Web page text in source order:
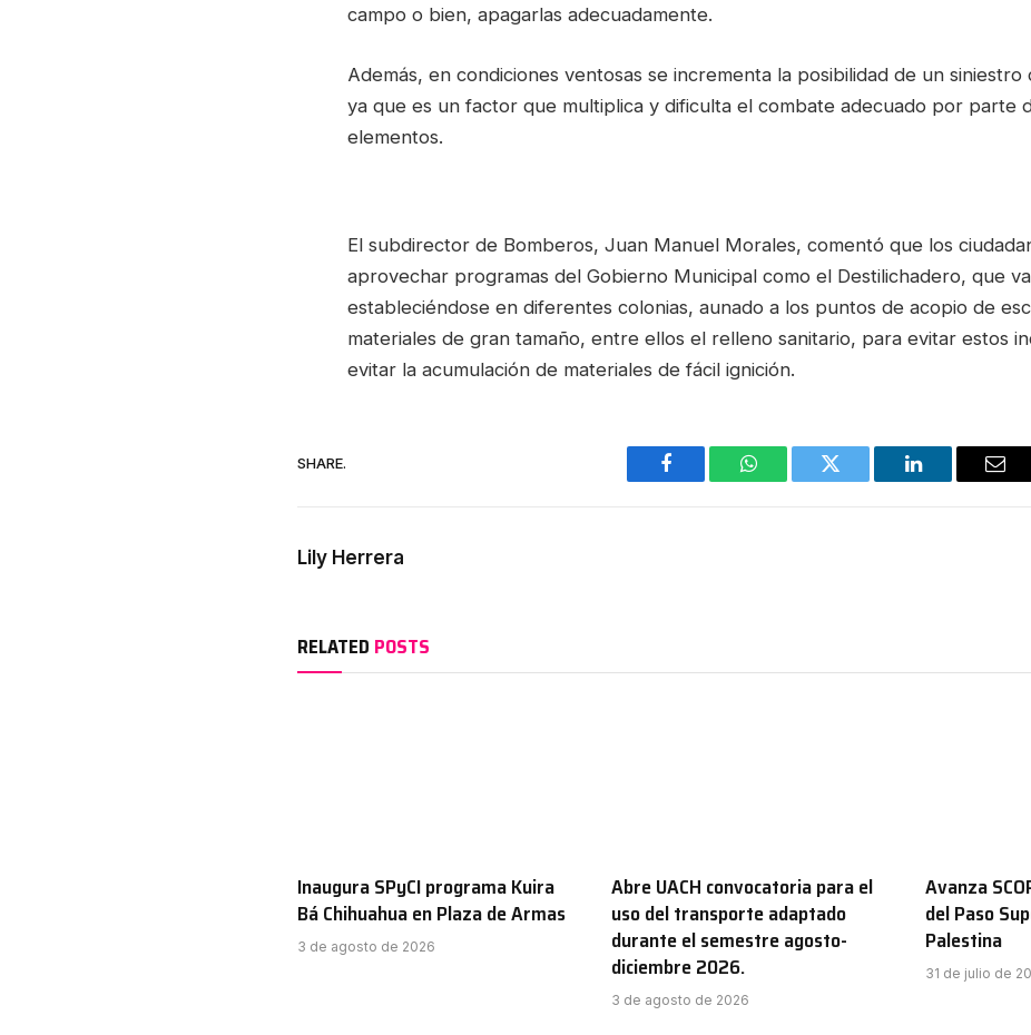
campo o bien, apagarlas adecuadamente.
Además, en condiciones ventosas se incrementa la posibilidad de un siniestro
ya que es un factor que multiplica y dificulta el combate adecuado por parte
elementos.
El subdirector de Bomberos, Juan Manuel Morales, comentó que los
aprovechar programas del Gobierno Municipal como el Destilichadero, que va
estableciéndose en diferentes colonias, aunado a los puntos de acopio de
materiales de gran tamaño, entre ellos el relleno sanitario, para evitar estos
evitar la acumulación de materiales de fácil ignición.
SHARE.
Facebook WhatsAppTwitter LinkedIn
Lily Herrera
RELATED POSTS
Inaugura SPyCI programa Kuira
Bá Chihuahua en Plaza de Armas
3 de agosto de 2026
Abre UACH convocatoria para el
uso del transporte adaptado
durante el semestre agosto-
diciembre 2026.
3 de agosto de 2026
Avanza
del Paso
Palestina
31 de julio de